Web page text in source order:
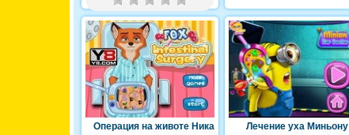
Операция на животе Ника
Лечение уха Миньону